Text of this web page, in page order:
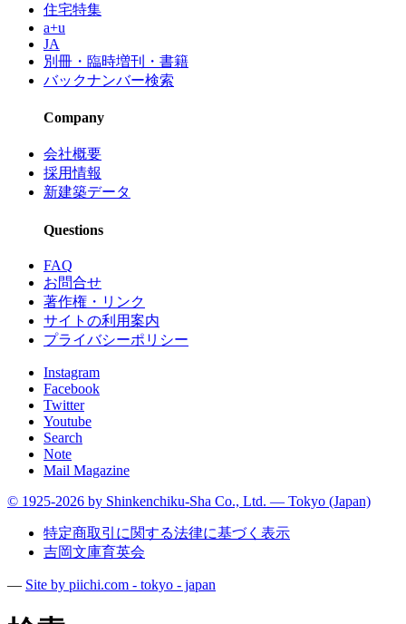
住宅特集
a+u
JA
別冊・臨時増刊・書籍
バックナンバー検索
Company
会社概要
採用情報
新建築データ
Questions
FAQ
お問合せ
著作権・リンク
サイトの利用案内
プライバシーポリシー
Instagram
Facebook
Twitter
Youtube
Search
Note
Mail Magazine
© 1925-2026 by Shinkenchiku-Sha Co., Ltd. — Tokyo (Japan)
特定商取引に関する法律に基づく表示
吉岡文庫育英会
— Site by piichi.com - tokyo - japan